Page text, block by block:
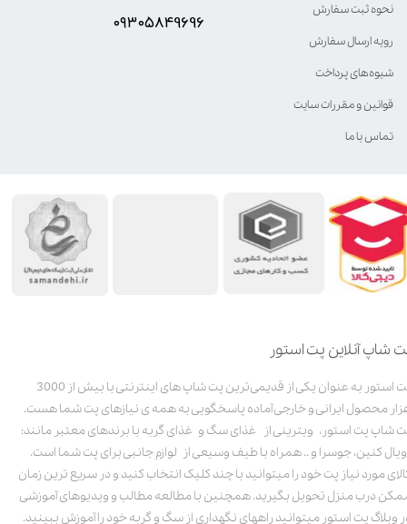
شاپ آنلاین پت استور
پت استور به عنوان یکی از قدیمی‌ترین پت شاپ های اینترنتی با بیش از 3000
محصول ایرانی و خارجی آماده پاسخگویی به همه ی نیازهای پت شما هست.
شاپ پت استور، ویترینی از غذای سگ و غذای گربه با برندهای معتبر مانند:
کنین، جوسرا و .. همراه با طیف وسیعی از لوازم جانبی برای پت شما است.
مورد نیاز پت خود را میتوانید با چند کلیک انتخاب کنید و در سریع ترین زمان
درب منزل تحویل بگیرید. همچنین با مطالعه مطالب و ویدیوهای آموزشی
وبلاگ پت استور میتوانید راههای نگهداری از سگ و گربه خود را آموزش ببینید.
نحوه ثبت سفارش
رویه ارسال سفارش
شیوه‌های پرداخت
قوانین و مقررات سایت
تماس با ما
۰۹۳۰۵8۴9696